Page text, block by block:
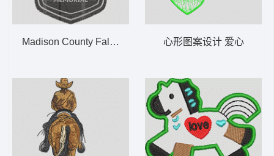
Madison County Fallen Officers Memorial心形图案设计 爱心